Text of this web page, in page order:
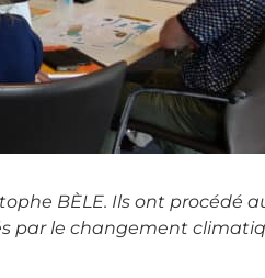
BÈLE. Ils ont procédé
par le changement